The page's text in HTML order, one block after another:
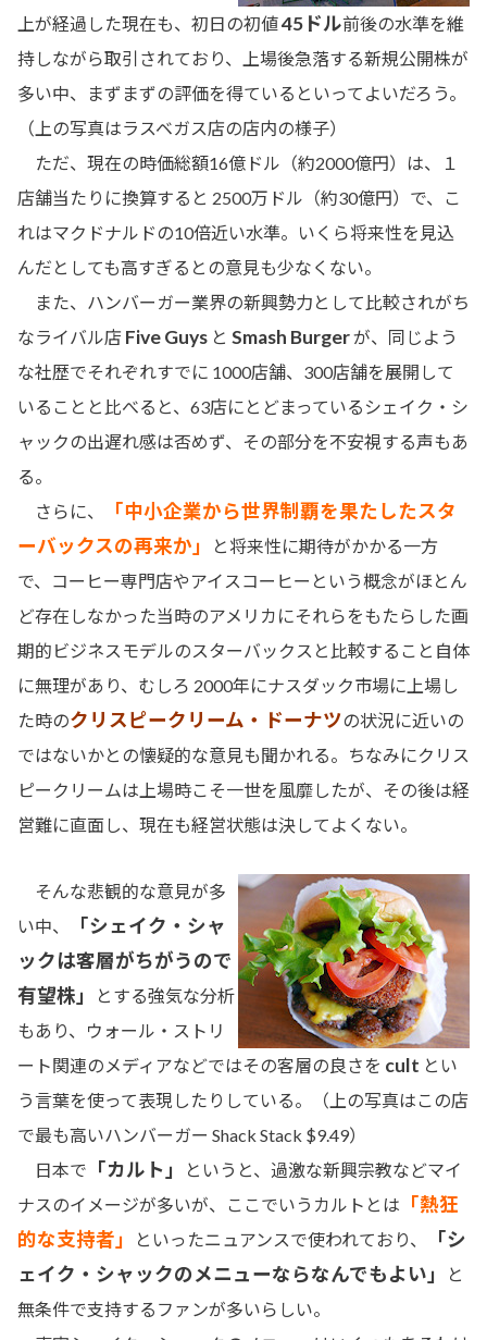
上が経過した現在も、初日の初値45ドル前後の水準を維
持しながら取引されており、上場後急落する新規公開株が
多い中、まずまずの評価を得ているといってよいだろう。
（上の写真はラスベガス店の店内の様子）
ただ、現在の時価総額16億ドル（約2000億円）は、１
店舗当たりに換算すると 2500万ドル（約30億円）で、こ
れはマクドナルドの10倍近い水準。いくら将来性を見込
んだとしても高すぎるとの意見も少なくない。
また、ハンバーガー業界の新興勢力として比較されがち
なライバル店 Five Guys と Smash Burgerが、同じよう
な社歴でそれぞれすでに 1000店舗、300店舗を展開して
いることと比べると、63店にとどまっているシェイク・シ
ャックの出遅れ感は否めず、その部分を不安視する声もあ
る。
さらに、
「中小企業から世界制覇を果たしたスタ
ーバックスの再来か」
と将来性に期待がかかる一方
で、コーヒー専門店やアイスコーヒーという概念がほとん
ど存在しなかった当時のアメリカにそれらをもたらした画
期的ビジネスモデルのスターバックスと比較すること自体
に無理があり、むしろ 2000年にナスダック市場に上場し
た時のクリスピークリーム・ドーナツの状況に近いの
ではないかとの懐疑的な意見も聞かれる。ちなみにクリス
ピークリームは上場時こそ一世を風靡したが、その後は経
営難に直面し、現在も経営状態は決してよくない。
そんな悲観的な意見が多
い中、
「シェイク・シャ
ックは客層がちがうので
有望株」
とする強気な分析
もあり、ウォール・ストリ
ート関連のメディアなどではその客層の良さを cult とい
う言葉を使って表現したりしている。（上の写真はこの店
で最も高いハンバーガー Shack Stack $9.49）
日本で
「カルト」
というと、過激な新興宗教などマイ
ナスのイメージが多いが、ここでいうカルトとは
「熱狂
的な支持者」
といったニュアンスで使われており、
「シ
ェイク・シャックのメニューならなんでもよい」
と
無条件で支持するファンが多いらしい。